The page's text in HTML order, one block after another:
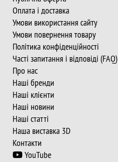
Оплата і доставка
Умови використання сайту
Умови повернення товару
Політика конфіденційності
Часті запитання і відповіді (FAQ)
Про нас
Наші бренди
Наші клієнти
Наші новини
Наші статті
Наша виставка 3D
Контакти
YouTube